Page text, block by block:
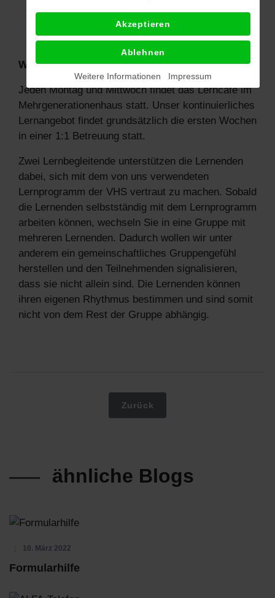
Wie läuft es nun ab?
Jeden Montag und Mittwoch findet das Lerncafé im
Mehrgenerationenhaus statt. Unser kontinuierliches
Lernangebot findet grundsätzlich die ersten Wochen
in einer 1:1 Betreuung statt.
Zwei Lernbegleitende unterstützen die Lernenden
dabei, sich mit dem von uns verwendeten
Lernprogramm der VHS vertraut zu machen. Sobald
die Lernenden selbstständig mit dem Lernprogramm
arbeiten können, wechseln Sie in eine Gruppe mit
mehreren Lernenden. Dadurch wollen wir unter
anderem ein gemeinschaftliches Gruppengefühl
herstellen und den Teilnehmenden signalisieren,
dass sie nicht allein sind. Die Lernenden können
ihren eigenen Rhythmus bestimmen und sind somit
nicht von dem Rest der Gruppe abhängig.
Vorheriger Beitrag: Formularhilfe
Zurück
ähnliche Blogs
10. März 2022
Formularhilfe
Akzeptieren
Ablehnen
Weitere Informationen Impressum